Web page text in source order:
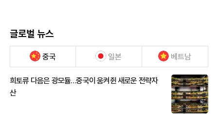
글로벌 뉴스
중국 일본 베트남
희토류 다음은 광모듈…중국이 움켜쥔 새로운 전략자
산